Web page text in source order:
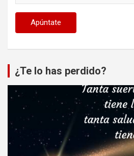
¿Te lo has perdido?